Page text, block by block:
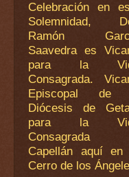
Celebración en
Solemnidad,
Ramón
Saavedra es
para la
Consagrada.
Episcopal de
Diócesis de
para la
Consagrada
Capellán aquí en
Cerro de los